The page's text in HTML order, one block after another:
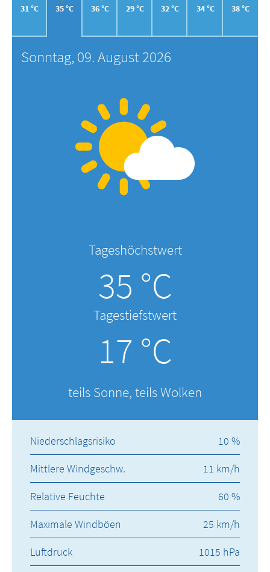
31 °C 35 °C 36 °C 29 °C 32 °C 34 °C 38 °C
Sonntag, 09. August 2026
Tageshöchstwert
35 °C
Tagestiefstwert
17 °C
teils Sonne, teils Wolken
Niederschlagsrisiko
10 %
Mittlere Windgeschw.
11 km/h
Relative Feuchte
60 %
Maximale Windböen
25 km/h
Luftdruck
1015 hPa